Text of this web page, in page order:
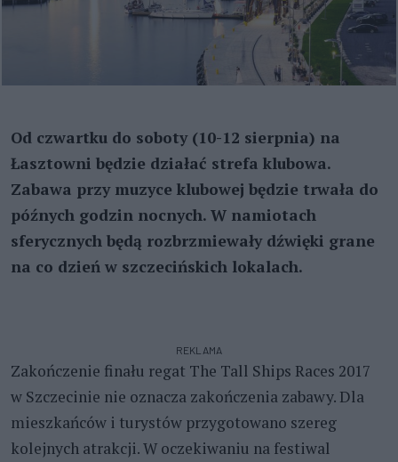
Od czwartku do soboty (10-12 sierpnia) na
Łasztowni będzie działać strefa klubowa.
Zabawa przy muzyce klubowej będzie trwała do
późnych godzin nocnych. W namiotach
sferycznych będą rozbrzmiewały dźwięki grane
na co dzień w szczecińskich lokalach.
REKLAMA
Zakończenie finału regat The Tall Ships Races 2017
w Szczecinie nie oznacza zakończenia zabawy. Dla
mieszkańców i turystów przygotowano szereg
kolejnych atrakcji. W oczekiwaniu na festiwal